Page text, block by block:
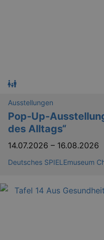
Ausstellungen
Pop-Up-
des Alltags“
14.07.2026 – 16.08.2026
Deutsches SPIELEmuseum